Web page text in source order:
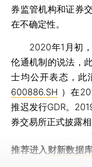
券监管机构和证券
在不确定性。
2020年1月初，
伦通机制的说法，
士均公开表态，此
600886.SH ）在
推迟发行GDR。
券交易所正式披露
推荐进入 财新数据